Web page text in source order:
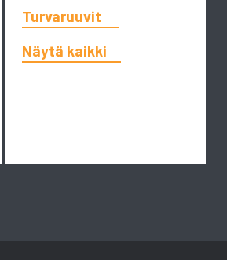
Turvaruuvit
Näytä kaikki